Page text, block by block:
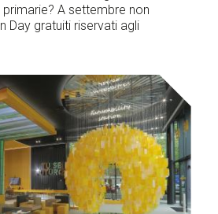
A settembre non
Day gratuiti riservati agli